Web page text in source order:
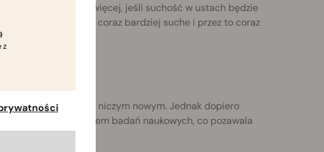
wodą. Co więcej, jeśli suchość w ustach będzie
albowiem będą coraz bardziej suche i przez to coraz
zioła
w ustach nie jest niczym nowym. Jednak dopiero
stał się przedmiotem badań naukowych, co pozawala
z